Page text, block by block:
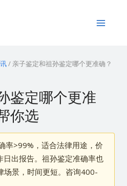
Menu
/ 亲子鉴定和祖孙鉴定哪个更准确？
鉴定哪个更准
你选
率>99%，适合法律用途，价
出报告。祖孙鉴定准确率也
场景，时间更短。咨询400-